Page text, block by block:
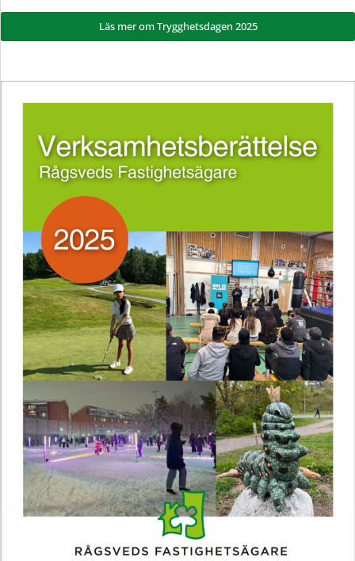
Läs mer om Trygghetsdagen 2025